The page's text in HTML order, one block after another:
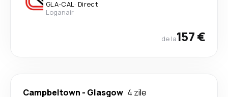
GLA-CAL· Direct
Loganair
de la157 €
Campbeltown - Glasgow 4 zile